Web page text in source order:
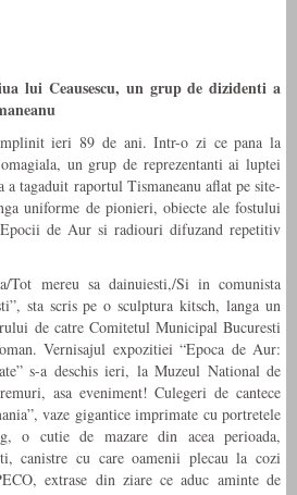
lui Ceausescu, un grup de dizidenti a
ieri 89 de ani. Intr-o zi ce pana la
un grup de reprezentanti ai luptei
a tagaduit raportul Tismaneanu aflat pe site-
uniforme de pionieri, obiecte ale fostului
de Aur si radiouri difuzand repetitiv
Tot mereu sa dainuiesti,/Si in comunista
sta scris pe o sculptura kitsch, langa un
de catre Comitetul Municipal Bucuresti
Vernisajul expozitiei “Epoca de Aur:
s-a deschis ieri, la Muzeul National de
asa eveniment! Culegeri de cantece
vaze gigantice imprimate cu portretele
o cutie de mazare din acea perioada,
canistre cu care oamenii plecau la cozi
extrase din ziare ce aduc aminte de